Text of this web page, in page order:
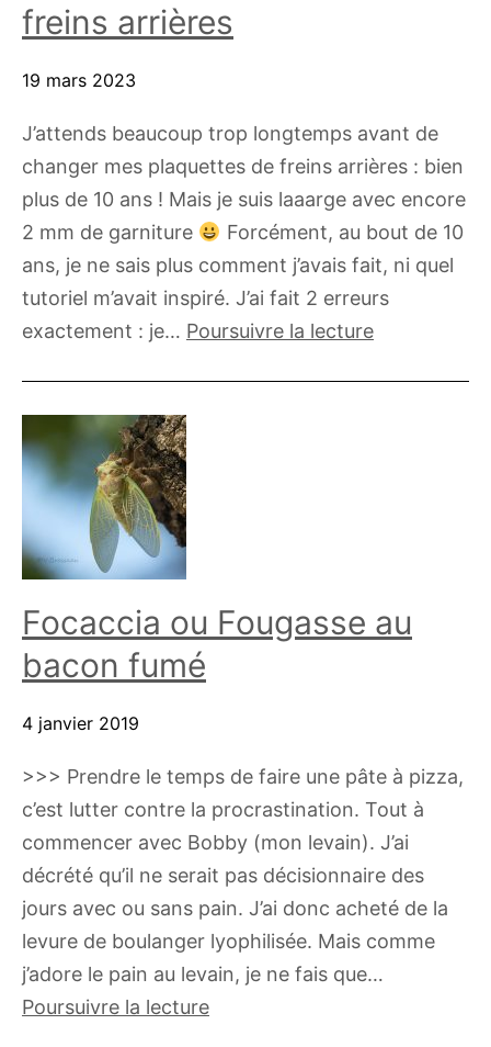
freins arrières
19 mars 2023
J’attends beaucoup trop longtemps avant de
changer mes plaquettes de freins arrières : bien
plus de 10 ans ! Mais je suis laaarge avec encore
2 mm de garniture
Forcément, au bout de 10
ans, je ne sais plus comment j’avais fait, ni quel
tutoriel m’avait inspiré. J’ai fait 2 erreurs
exactement : je… Poursuivre la lectureChanger
Focaccia ou Fougasse au
bacon fumé
4 janvier 2019
>>> Prendre le temps de faire une pâte à pizza,
c’est lutter contre la procrastination. Tout à
commencer avec Bobby (mon levain). J’ai
décrété qu’il ne serait pas décisionnaire des
jours avec ou sans pain. J’ai donc acheté de la
levure de boulanger lyophilisée. Mais comme
j’adore le pain au levain, je ne fais que…
Poursuivre la lectureFocaccia